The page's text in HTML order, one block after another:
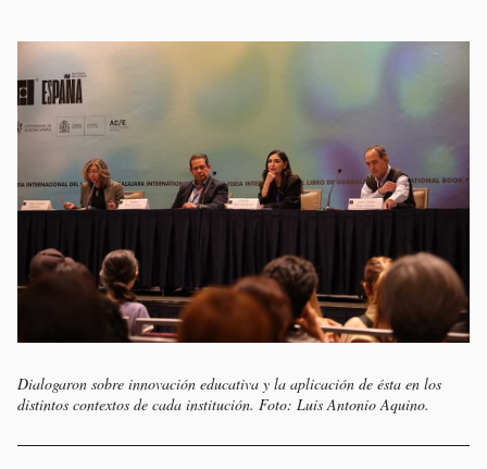
Dialogaron sobre innovación educativa y la aplicación de ésta en los
distintos contextos de cada institución. Foto: Luis Antonio Aquino.